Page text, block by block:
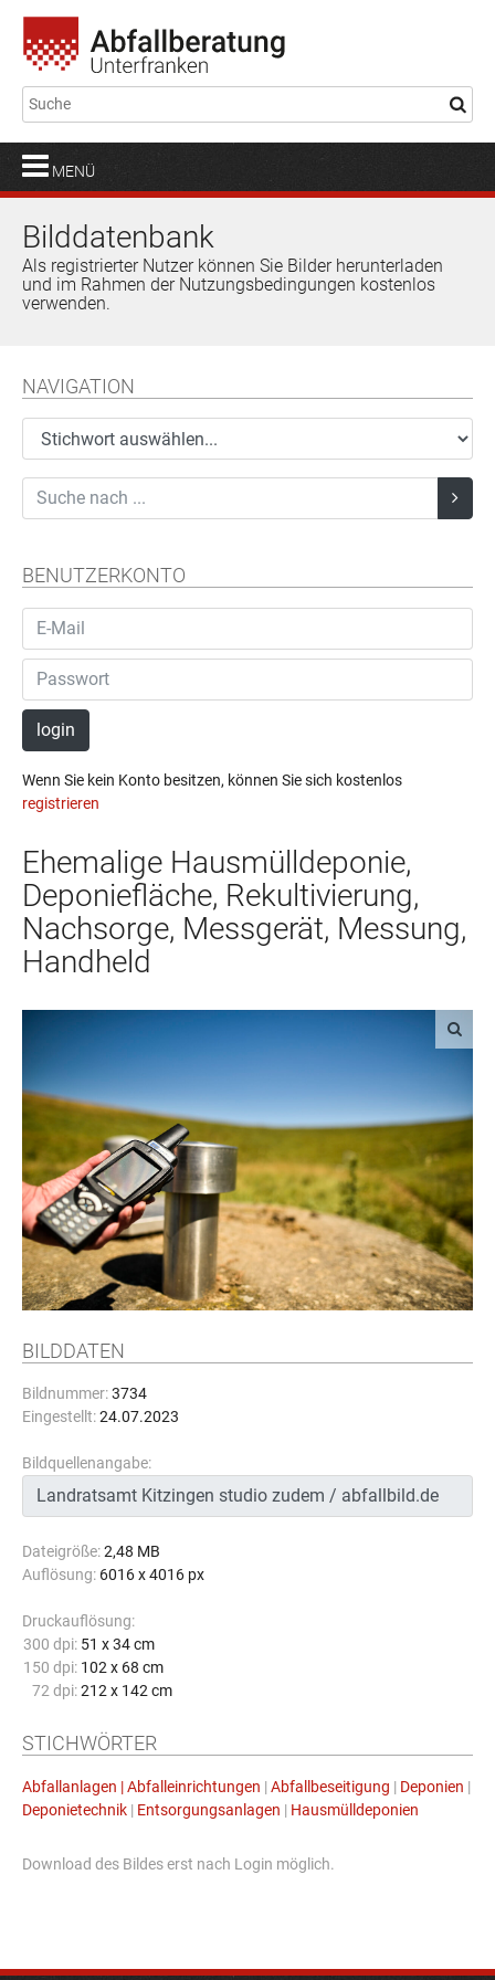
MENÜ
Bilddatenbank
Als registrierter Nutzer können Sie Bilder herunterladen
und im Rahmen der Nutzungsbedingungen kostenlos
verwenden.
NAVIGATION
BENUTZERKONTO
login
Wenn Sie kein Konto besitzen, können Sie sich kostenlos
registrieren
Ehemalige Hausmülldeponie,
Deponiefläche, Rekultivierung,
Nachsorge, Messgerät, Messung,
Handheld
BILDDATEN
Bildnummer:3734
Eingestellt:24.07.2023
Bildquellenangabe:
Dateigröße:2,48 MB
Auflösung: 6016 x 4016 px
Druckauflösung:
300 dpi: 51 x 34 cm
150 dpi: 102 x 68 cm
72 dpi: 212 x 142 cm
STICHWÖRTER
Abfallanlagen | Abfalleinrichtungen | Abfallbeseitigung | Deponien |
Deponietechnik | Entsorgungsanlagen | Hausmülldeponien
Download des Bildes erst nach Login möglich.